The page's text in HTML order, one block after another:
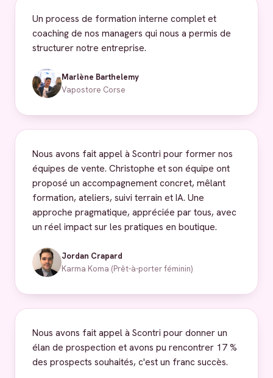
Un process de formation interne complet et
coaching de nos managers qui nous a permis de
structurer notre entreprise.
Marlène Barthelemy
Vapostore Corse
Nous avons fait appel à Scontri pour former nos
équipes de vente. Christophe et son équipe ont
proposé un accompagnement concret, mêlant
formation, ateliers, suivi terrain et IA. Une
approche pragmatique, appréciée par tous, avec
un réel impact sur les pratiques en boutique.
Jordan Crapard
Karma Koma (Prêt-à-porter féminin)
Nous avons fait appel à Scontri pour donner un
élan de prospection et avons pu rencontrer 17 %
des prospects souhaités, c'est un franc succès.